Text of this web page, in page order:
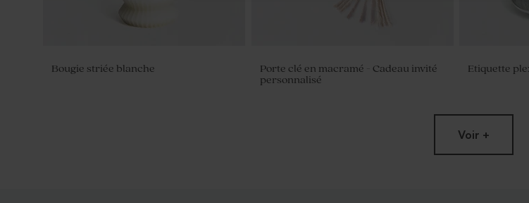
Bougie striée blanche
Porte clé en macramé - Cadeau invité
personnalisé
Etiquette
Voir +